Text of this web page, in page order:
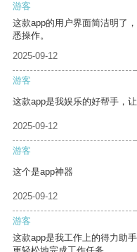
游客
这款app的用户界面简洁明了
悉操作。
2025-09-12
游客
这款app是我娱乐的好帮手，
2025-09-12
游客
这个是app神器
2025-09-12
游客
这款app是我工作上的得力助